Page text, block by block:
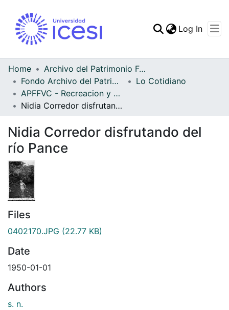
Statistics
Log In
Home
Archivo del Patrimonio Fotográfico y Fílmico del Valle del Cauca
Fondo Archivo del Patrimonio Fotográfico y Fílmico del Valle del Cauca
Lo Cotidiano
APFFVC - Recreacion y Paseo - Patrimonial
Nidia Corredor disfrutando del río Pance
Nidia Corredor disfrutando del
río Pance
Files
0402170.JPG (22.77 KB)
Date
1950-01-01
Authors
s. n.